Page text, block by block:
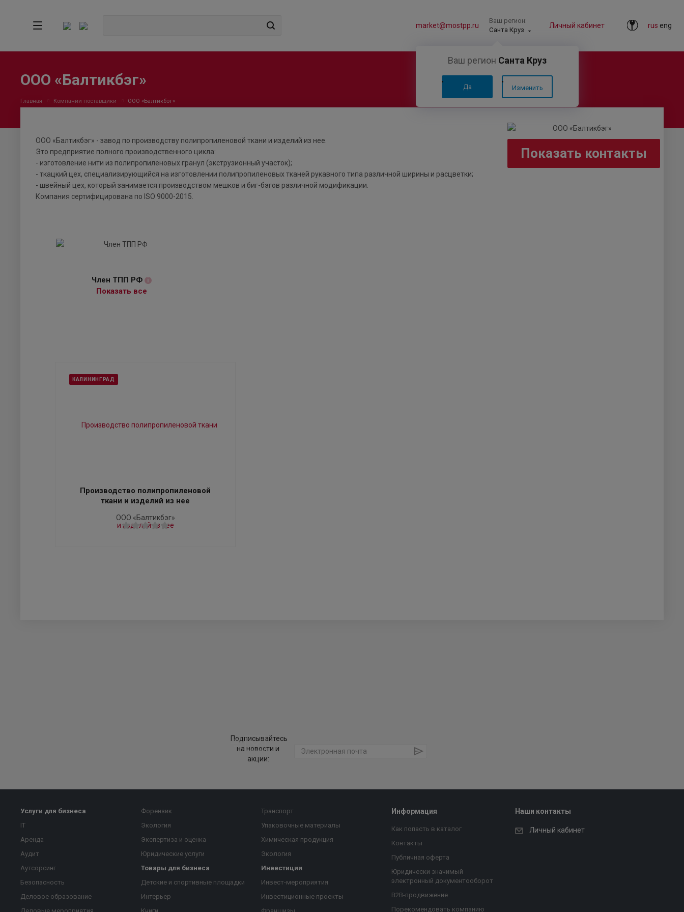
rus eng
Личный кабинет
Ваш регион:
Санта Круз
Ваш регион Санта Круз
Да Изменить
market@mostpp.ru
ООО «Балтикбэг»
Главная Компании поставщики ООО «Балтикбэг»
Показать контакты
ООО «Балтикбэг» - завод по производству полипропиленовой ткани и изделий из нее.
Это предприятие полного производственного цикла:
- изготовление нити из полипропиленовых гранул (экструзионный участок);
- ткацкий цех, специализирующийся на изготовлении полипропиленовых тканей рукавного типа различной ширины и расцветки;
- швейный цех, который занимается производством мешков и биг-бэгов различной модификации.
Компания сертифицирована по ISO 9000-2015.
Член ТПП РФ i
Показать все
КАЛИНИНГРАД
Производство полипропиленовой
ткани и изделий из нее
ООО «Балтикбэг»
Подписывайтесь
на новости и
акции:
Услуги для бизнеса
IT
Аренда
Аудит
Аутсорсинг
Безопасность
Деловое образование
Форензик
Экология
Экспертиза и оценка
Юридические услуги
Товары для бизнеса
Детские и спортивные площадки
Интерьер
Транспорт
Упаковочные материалы
Химическая продукция
Экология
Инвестиции
Инвест-мероприятия
Инвестиционные проекты
Информация
Как попасть в каталог
Контакты
Публичная оферта
Юридически значимый
электронный документооборот
B2B-продвижение
Порекомендовать компанию
Наши контакты
Личный кабинет